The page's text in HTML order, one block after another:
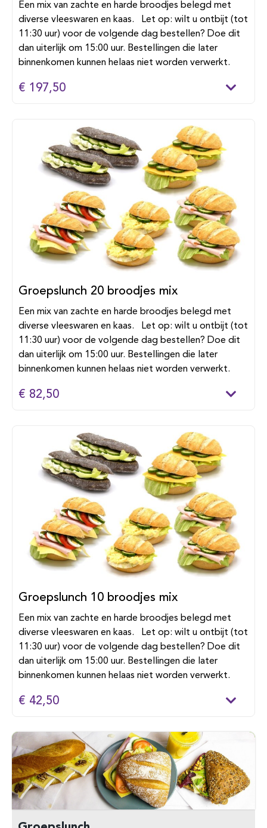
Een mix van zachte en harde broodjes belegd met
diverse vleeswaren en kaas. Let op: wilt u ontbijt (tot
11:30 uur) voor de volgende dag bestellen? Doe dit
dan uiterlijk om 15:00 uur. Bestellingen die later
binnenkomen kunnen helaas niet worden verwerkt.
€ 197,50
Groepslunch 20 broodjes mix
Een mix van zachte en harde broodjes belegd met
diverse vleeswaren en kaas. Let op: wilt u ontbijt (tot
11:30 uur) voor de volgende dag bestellen? Doe dit
dan uiterlijk om 15:00 uur. Bestellingen die later
binnenkomen kunnen helaas niet worden verwerkt.
€ 82,50
Groepslunch 10 broodjes mix
Een mix van zachte en harde broodjes belegd met
diverse vleeswaren en kaas. Let op: wilt u ontbijt (tot
11:30 uur) voor de volgende dag bestellen? Doe dit
dan uiterlijk om 15:00 uur. Bestellingen die later
binnenkomen kunnen helaas niet worden verwerkt.
€ 42,50